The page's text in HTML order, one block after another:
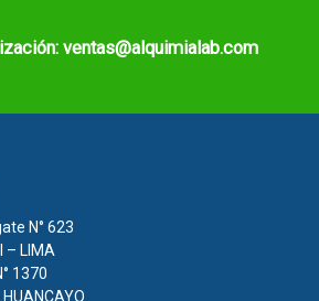
ventas@alquimialab.com
N° 623
– LIMA
1370